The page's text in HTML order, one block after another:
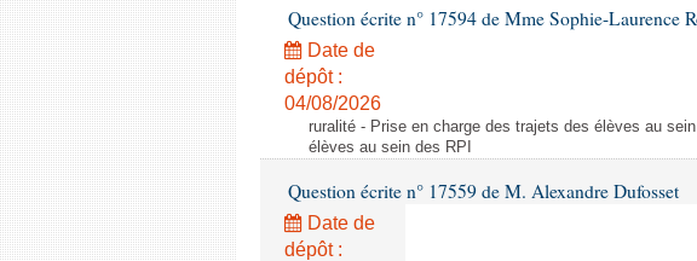
Question écrite n° 17594 de Mme Sophie-Laurence
Date de
dépôt :
04/08/2026
ruralité - Prise en charge des trajets des élèves au
élèves au sein des RPI
Question écrite n° 17559 de M. Alexandre Dufosset
Date de
dépôt :